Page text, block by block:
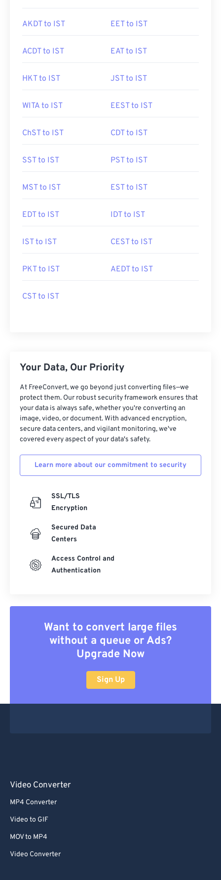
AKDT to IST EET to IST
ACDT to IST EAT to IST
HKT to IST JST to IST
WITA to IST EEST to IST
ChST to IST CDT to IST
SST to IST PST to IST
MST to IST EST to IST
EDT to IST IDT to IST
IST to IST CEST to IST
PKT to IST AEDT to IST
CST to IST
Your Data, Our Priority
At FreeConvert, we go beyond just converting files—we
protect them. Our robust security framework ensures that
your data is always safe, whether you're converting an
image, video, or document. With advanced encryption,
secure data centers, and vigilant monitoring, we've
covered every aspect of your data's safety.
Learn more about our commitment to security
SSL/TLS
Encryption
Secured Data
Centers
Access Control and
Authentication
Want to convert large files
without a queue or Ads?
Upgrade Now
Sign Up
Video Converter
MP4 Converter
Video to GIF
MOV to MP4
Video Converter